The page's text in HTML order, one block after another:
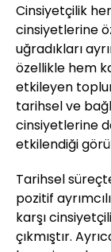
Cinsiyetçilik
cinsiyetlerine
uğradıkları
özellikle hem
etkileyen
tarihsel ve
cinsiyetlerine
etkilendiği
Tarihsel
pozitif
karşı
çıkmıştır.